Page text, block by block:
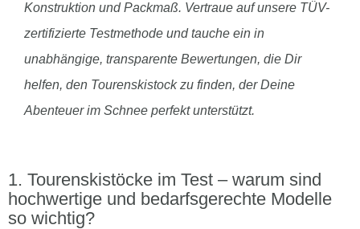
Konstruktion und Packmaß. Vertraue auf unsere TÜV-
zertifizierte Testmethode und tauche ein in
unabhängige, transparente Bewertungen, die Dir
helfen, den Tourenskistock zu finden, der Deine
Abenteuer im Schnee perfekt unterstützt.
Tourenskistöcke im Test – warum sind
hochwertige und bedarfsgerechte Modelle
so wichtig?